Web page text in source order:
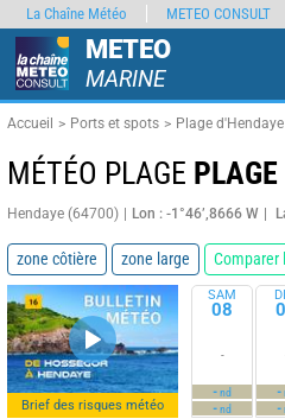
METEO
MARINE
Accueil Ports et spots Plage d'Hendaye
MÉTÉO PLAGE
Hendaye (64700) Lon : -1°46’,8666 W
zone côtière zone large Comparer
Brief des risques météo
SAM
08
-
-nd
-nd
-
-
La Chaîne Météo METEO CONSULT